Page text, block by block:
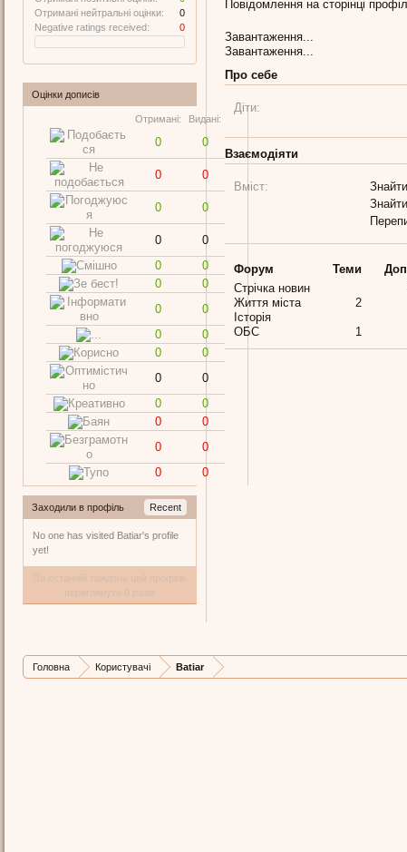
Отримані нейтральні оцінки:
0
Negative ratings received:
0
Оцінки дописів
Отримані: Видані:
0 0
0 0
0 0
0
0
0
0
0
0
0
0
0
0
0
0
0
0
0
0
0
0
0
0
0
0
Заходили в профіль Recent
No one has visited Batiar's profile
yet!
Повідомлення на сторінці
Завантаження...
Завантаження...
Про себе
Діти:
Взаємодіяти
Вміст:
Форум Теми
Стрічка новин
Життя міста
2
Історія
ОБС
1
Головна Користувачі Batiar